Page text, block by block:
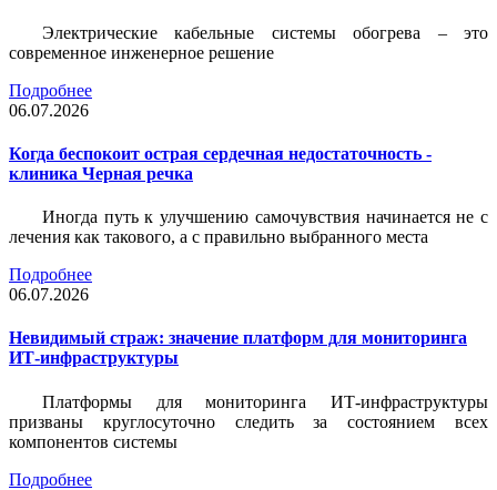
Электрические кабельные системы обогрева – это
современное инженерное решение
Подробнее
06.07.2026
Когда беспокоит острая сердечная недостаточность -
клиника Черная речка
Иногда путь к улучшению самочувствия начинается не с
лечения как такового, а с правильно выбранного места
Подробнее
06.07.2026
Невидимый страж: значение платформ для мониторинга
ИТ-инфраструктуры
Платформы для мониторинга ИТ-инфраструктуры
призваны круглосуточно следить за состоянием всех
компонентов системы
Подробнее